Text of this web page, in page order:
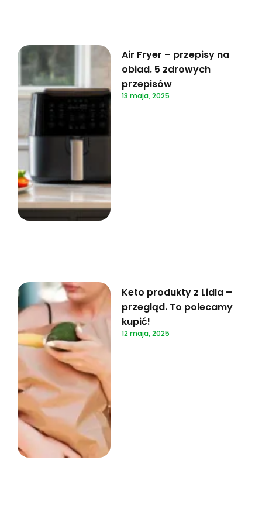
Air Fryer – przepisy na
obiad. 5 zdrowych
przepisów
13 maja, 2025
Keto produkty z Lidla –
przegląd. To polecamy
kupić!
12 maja, 2025